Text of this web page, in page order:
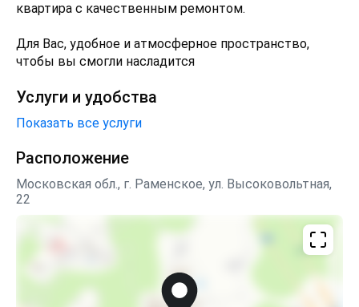
квартира с качественным ремонтом.
Для Вас, удобное и атмосферное пространство,
чтобы вы смогли насладится
Услуги и удобства
Показать все услуги
Расположение
Московская обл., г. Раменское, ул. Высоковольтная,
22